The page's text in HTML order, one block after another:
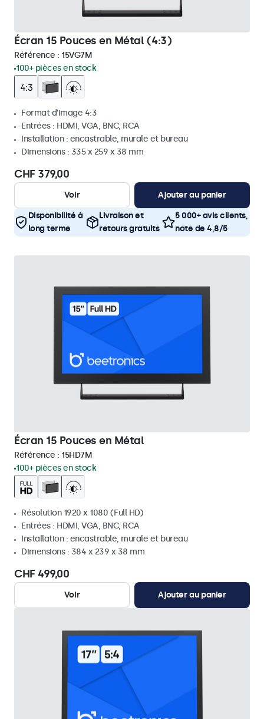
Écran 15 Pouces en Métal (4:3)
Référence : 15VG7M
100+ pièces en stock
Format d'image 4:3
Entrées : HDMI, VGA, BNC, RCA
Installation : encastrable, murale et bureau
Dimensions : 335 x 259 x 38 mm
CHF 379,00
Voir Ajouter au panier
Disponibilité à
long terme
Livraison et
retours gratuits
5 000+ avis clients,
note de 4,8/5
Écran 15 Pouces en Métal
Référence : 15HD7M
100+ pièces en stock
Résolution 1920 x 1080 (Full HD)
Entrées : HDMI, VGA, BNC, RCA
Installation : encastrable, murale et bureau
Dimensions : 384 x 239 x 38 mm
CHF 499,00
Voir Ajouter au panier